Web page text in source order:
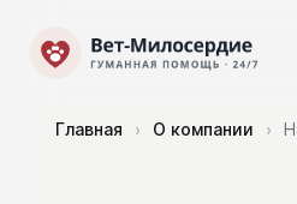
Главная › О компании ›